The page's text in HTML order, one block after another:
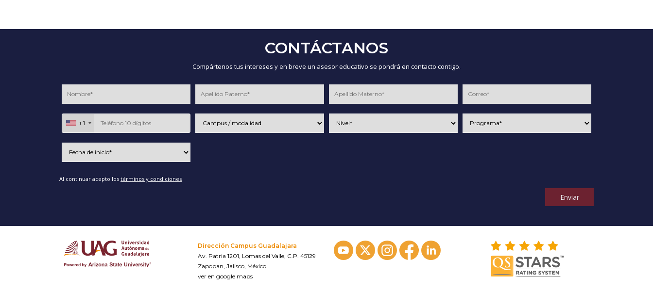
CONTÁCTANOS
Compártenos tus intereses y en breve un asesor educativo se pondrá en contacto contigo.
+1
Al continuar acepto los términos y condiciones
Enviar
Dirección Campus Guadalajara
Av. Patria 1201, Lomas del Valle, C.P. 45129
Zapopan, Jalisco, México.
ver en google maps